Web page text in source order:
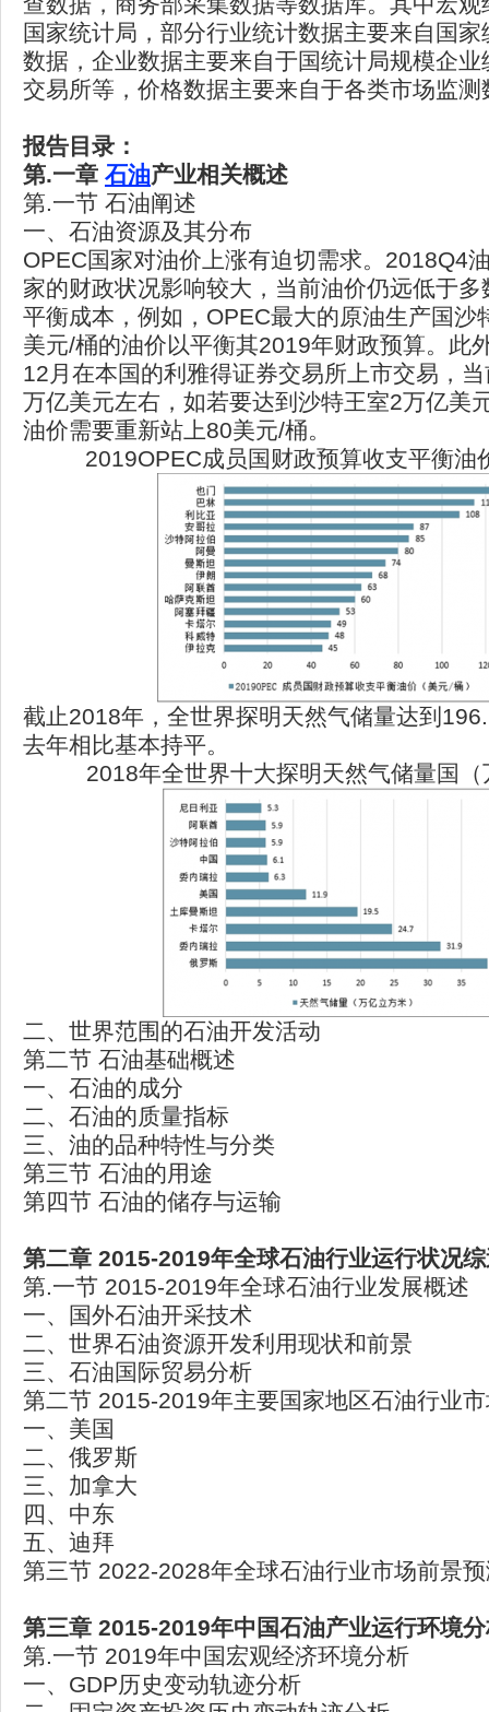
国家统计局，部分行业统计数据主要来自国
数据，企业数据主要来自于国统计局规模企
交易所等，价格数据主要来自于各类市场监测
报告目录：
第.一章 石油产业相关概述
第.一节 石油阐述
一、石油资源及其分布
OPEC国家对油价上涨有迫切需求。2018Q4
家的财政状况影响较大，当前油价仍远低于
平衡成本，例如，OPEC最大的原油生产国沙
美元/桶的油价以平衡其2019年财政预算。此
12月在本国的利雅得证券交易所上市交易，
万亿美元左右，如若要达到沙特王室2万亿美
油价需要重新站上80美元/桶。
2019OPEC成员国财政预算收支平衡油
截止2018年，全世界探明天然气储量达到
去年相比基本持平。
2018年全世界十大探明天然气储量国
二、世界范围的石油开发活动
第二节 石油基础概述
一、石油的成分
二、石油的质量指标
三、油的品种特性与分类
第三节 石油的用途
第四节 石油的储存与运输
第二章 2015-2019年全球石油行业运行状况
第.一节 2015-2019年全球石油行业发展概述
一、国外石油开采技术
二、世界石油资源开发利用现状和前景
三、石油国际贸易分析
第二节 2015-2019年主要国家地区石油行业
一、美国
二、俄罗斯
三、加拿大
四、中东
五、迪拜
第三节 2022-2028年全球石油行业市场前景
第三章 2015-2019年中国石油产业运行环境
第.一节 2019年中国宏观经济环境分析
一、GDP历史变动轨迹分析